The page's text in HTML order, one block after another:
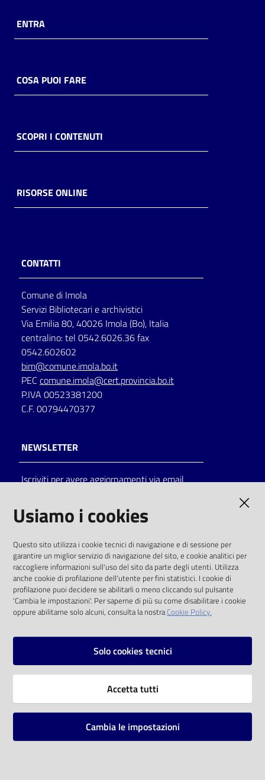
ENTRA
COSA PUOI FARE
SCOPRI I CONTENUTI
RISORSE ONLINE
CONTATTI
Comune di Imola
Servizi Bibliotecari e archivistici
Via Emilia 80, 40026 Imola (Bo), Italia
centralino: tel 0542.6026.36 fax
0542.602602
bim@comune.imola.bo.it
PEC comune.imola@cert.provincia.bo.it
P.IVA 00523381200
C.F. 00794470377
NEWSLETTER
Iscriviti per avere aggiornamenti via email
solo alle condizioni previste dalla direttiva
comunitaria 2003/98/CE e dal d.lgs. 36/2006
SOCIAL
Instagram
Vai alla pagina
Mappa del sito
Usiamo i cookies
Questo sito utilizza i cookie tecnici di navigazione e di sessione per
garantire un miglior servizio di navigazione del sito, e cookie analitici per
raccogliere informazioni sull'uso del sito da parte degli utenti. Utilizza
anche cookie di profilazione dell'utente per fini statistici. I cookie di
profilazione puoi decidere se abilitarli o meno cliccando sul pulsante
'Cambia le impostazioni'. Per saperne di più su come disabilitare i cookie
oppure abilitarne solo alcuni, consulta la nostraCookie Policy.
Solo cookies tecnici
Accetta tutti
Cambia le impostazioni